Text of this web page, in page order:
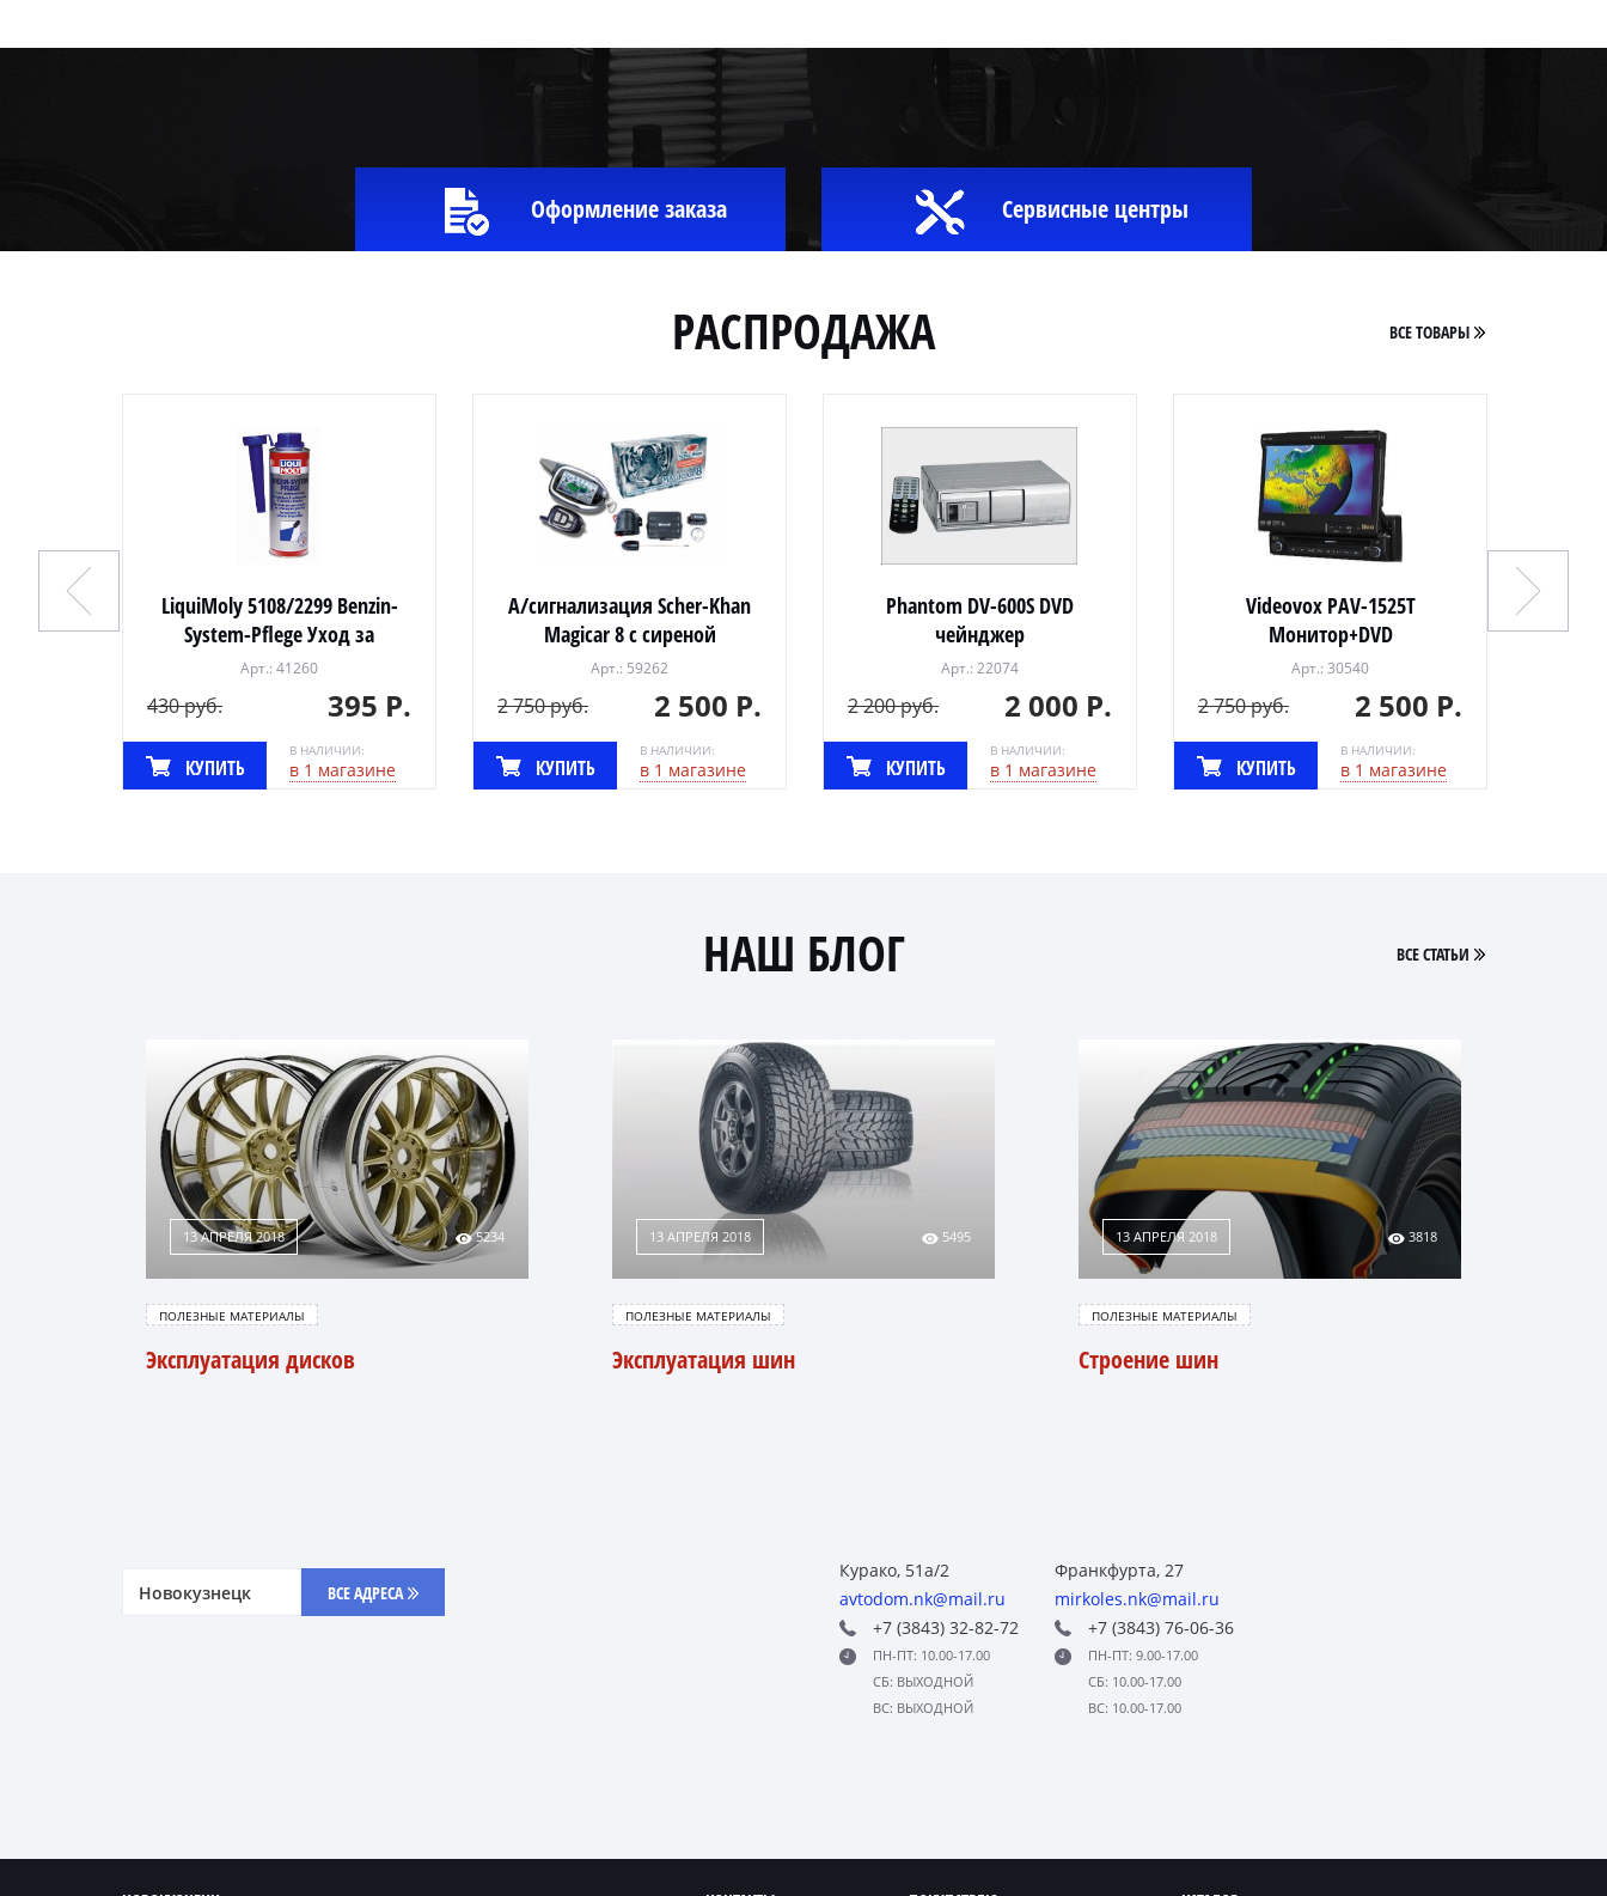
Оформление заказа Сервисные центры
PАСПРОДАЖА ВСЕ ТОВАРЫ
LiquiMoly 5108/2299 Benzin-
System-Pflege Уход за
системой впрыска 0,3л
Арт.: 41260
395 Р.
430 руб.
КУПИТЬ
В НАЛИЧИИ:
в 1 магазине
А/сигнализация Scher-Khan
Magicar 8 с сиреной
Арт.: 59262
2 500 Р.
2 750 руб.
КУПИТЬ
В НАЛИЧИИ:
в 1 магазине
Phantom DV-600S DVD
чейнджер
Арт.: 22074
2 000 Р.
2 200 руб.
КУПИТЬ
В НАЛИЧИИ:
в 1 магазине
Videovox PAV-1525T
Монитор+DVD
Арт.: 30540
2 500 Р.
2 750 руб.
КУПИТЬ
В НАЛИЧИИ:
в 1 магазине
НАШ БЛОГ ВСЕ СТАТЬИ
13 АПРЕЛЯ 2018 5234
ПОЛЕЗНЫЕ МАТЕРИАЛЫ
Эксплуатация дисков
13 АПРЕЛЯ 2018 5495
ПОЛЕЗНЫЕ МАТЕРИАЛЫ
Эксплуатация шин
13 АПРЕЛЯ 2018 3818
ПОЛЕЗНЫЕ МАТЕРИАЛЫ
Строение шин
Новокузнецк ВСЕ АДРЕСА
Курако, 51а/2
avtodom.nk@mail.ru
+7 (3843) 32-82-72
ПН-ПТ: 10.00-17.00
СБ: ВЫХОДНОЙ
ВС: ВЫХОДНОЙ
Франкфурта, 27
mirkoles.nk@mail.ru
+7 (3843) 76-06-36
ПН-ПТ: 9.00-17.00
СБ: 10.00-17.00
ВС: 10.00-17.00